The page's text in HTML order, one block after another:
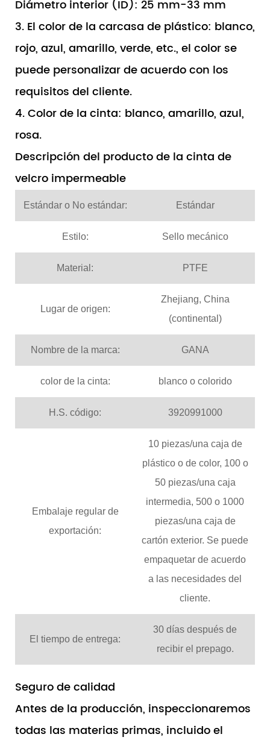
Diámetro interior (ID): 25 mm-33 mm
3. El color de la carcasa de plástico: blanco,
rojo, azul, amarillo, verde, etc., el color se
puede personalizar de acuerdo con los
requisitos del cliente.
4. Color de la cinta: blanco, amarillo, azul,
rosa.
Descripción del producto de la cinta de
velcro impermeable
Estándar o No estándar: Estándar
Estilo: Sello mecánico
Material: PTFE
Lugar de origen:
Zhejiang, China
(continental)
Nombre de la marca: GANA
color de la cinta: blanco o colorido
H.S. código: 3920991000
Embalaje regular de
exportación:
10 piezas/una caja de
plástico o de color, 100 o
50 piezas/una caja
intermedia, 500 o 1000
piezas/una caja de
cartón exterior. Se puede
empaquetar de acuerdo
a las necesidades del
cliente.
El tiempo de entrega:
30 días después de
recibir el prepago.
Seguro de calidad
Antes de la producción, inspeccionaremos
todas las materias primas, incluido el